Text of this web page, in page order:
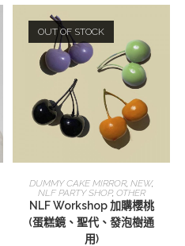
OUT OF STOCK
選擇規格
DUMMY CAKE MIRROR,NEW,
NLF PARTY SHOP, OTHER
NLF Workshop 加購櫻桃
(蛋糕鏡、聖代、發泡樹通
用)